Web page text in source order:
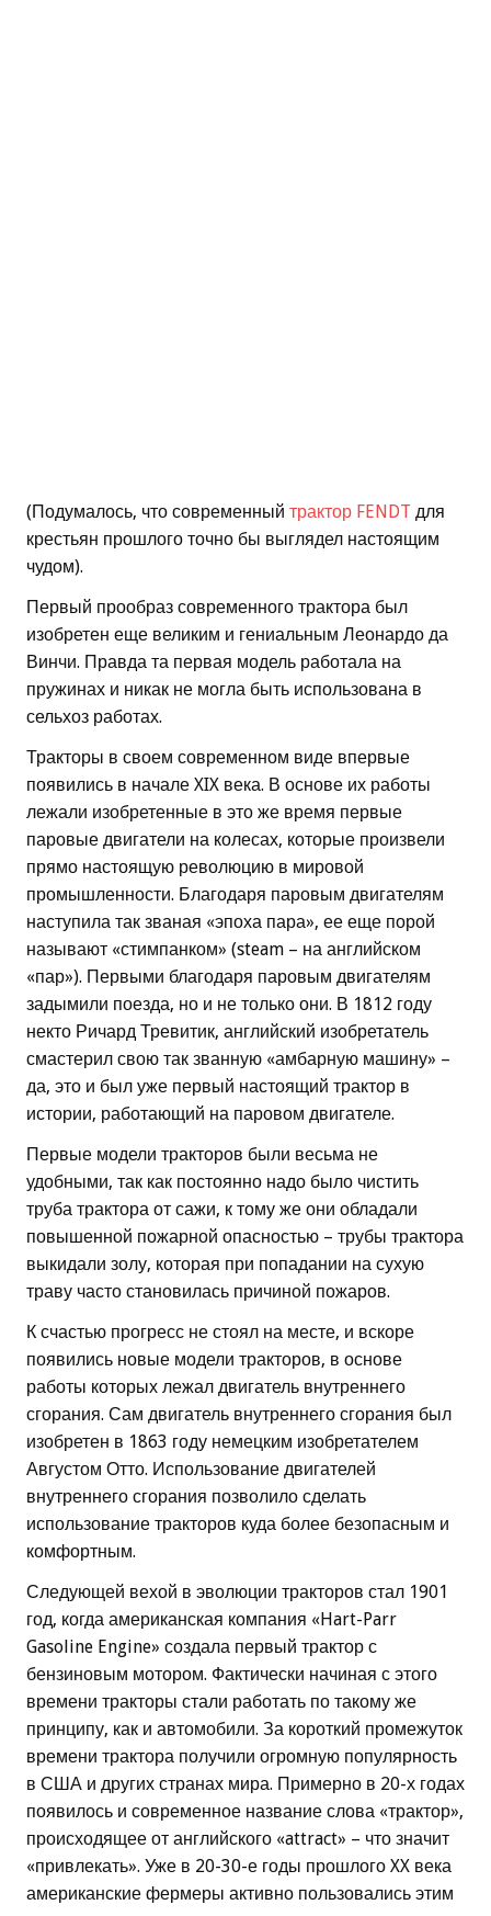
(Подумалось, что современный трактор FENDT для
крестьян прошлого точно бы выглядел настоящим
чудом).
Первый прообраз современного трактора был
изобретен еще великим и гениальным Леонардо да
Винчи. Правда та первая модель работала на
пружинах и никак не могла быть использована в
сельхоз работах.
Тракторы в своем современном виде впервые
появились в начале XIX века. В основе их работы
лежали изобретенные в это же время первые
паровые двигатели на колесах, которые произвели
прямо настоящую революцию в мировой
промышленности. Благодаря паровым двигателям
наступила так званая «эпоха пара», ее еще порой
называют «стимпанком» (steam – на английском
«пар»). Первыми благодаря паровым двигателям
задымили поезда, но и не только они. В 1812 году
некто Ричард Тревитик, английский изобретатель
смастерил свою так званную «амбарную машину» –
да, это и был уже первый настоящий трактор в
истории, работающий на паровом двигателе.
Первые модели тракторов были весьма не
удобными, так как постоянно надо было чистить
труба трактора от сажи, к тому же они обладали
повышенной пожарной опасностью – трубы трактора
выкидали золу, которая при попадании на сухую
траву часто становилась причиной пожаров.
К счастью прогресс не стоял на месте, и вскоре
появились новые модели тракторов, в основе
работы которых лежал двигатель внутреннего
сгорания. Сам двигатель внутреннего сгорания был
изобретен в 1863 году немецким изобретателем
Августом Отто. Использование двигателей
внутреннего сгорания позволило сделать
использование тракторов куда более безопасным и
комфортным.
Следующей вехой в эволюции тракторов стал 1901
год, когда американская компания «Hart-Parr
Gasoline Engine» создала первый трактор с
бензиновым мотором. Фактически начиная с этого
времени тракторы стали работать по такому же
принципу, как и автомобили. За короткий промежуток
времени трактора получили огромную популярность
в США и других странах мира. Примерно в 20-х годах
появилось и современное название слова «трактор»,
происходящее от английского «attract» – что значит
«привлекать». Уже в 20-30-е годы прошлого XX века
американские фермеры активно пользовались этим